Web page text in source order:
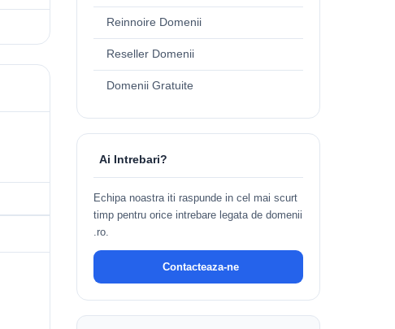
Reinnoire Domenii
Reseller Domenii
Domenii Gratuite
Ai Intrebari?
Echipa noastra iti raspunde in cel mai scurt
timp pentru orice intrebare legata de domenii
.ro.
Contacteaza-ne